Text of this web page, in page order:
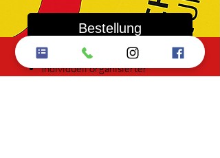
Bestellung
Individuell organisierter